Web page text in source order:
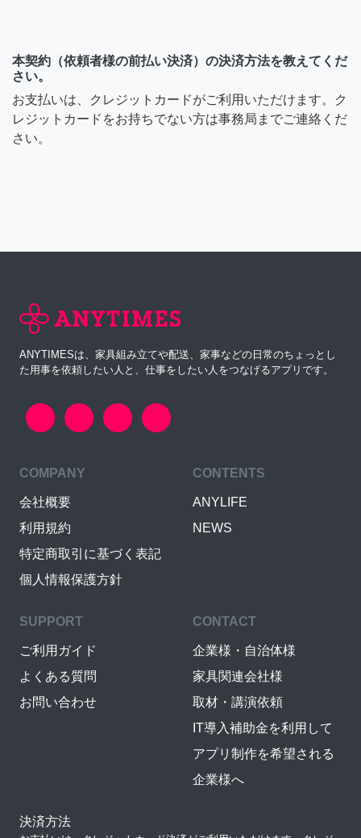
本契約（依頼者様の前払い決済）の決済方法を教えてくだ
さい。
お支払いは、クレジットカードがご利用いただけます。ク
レジットカードをお持ちでない方は事務局までご連絡くだ
さい。
ANYTIMESは、家具組み立てや配送、家事などの日常のちょっとし
た用事を依頼したい人と、仕事をしたい人をつなげるアプリです。
COMPANY
会社概要
利用規約
特定商取引に基づく表記
個人情報保護方針
CONTENTS
ANYLIFE
NEWS
SUPPORT
ご利用ガイド
よくある質問
お問い合わせ
CONTACT
企業様・自治体様
家具関連会社様
取材・講演依頼
IT導入補助金を利用して
アプリ制作を希望される
企業様へ
決済方法